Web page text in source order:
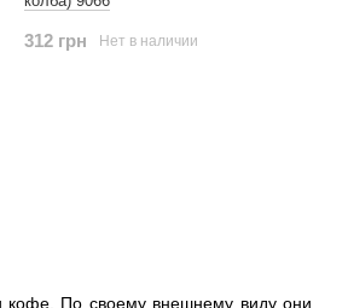
кофе. По своему внешнему виду они
312 грн Нет в наличии